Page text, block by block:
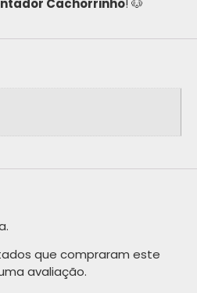
Cachorrinho! 🐶
que compraram este
avaliação.